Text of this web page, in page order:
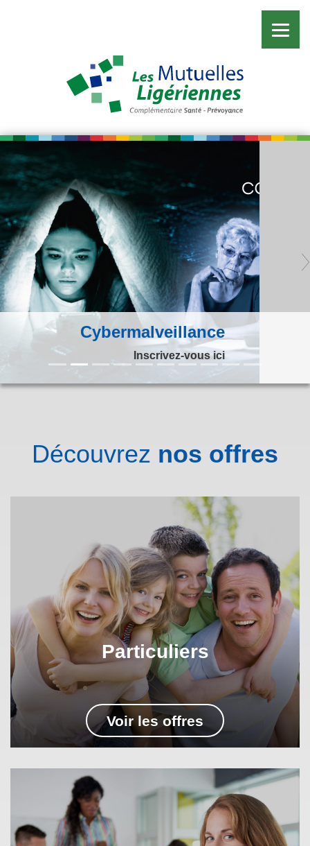
Vous êtes adhérent ?
Inscrivez-vous ici
Previous
Découvrez nos offres
Particuliers
Voir les offres